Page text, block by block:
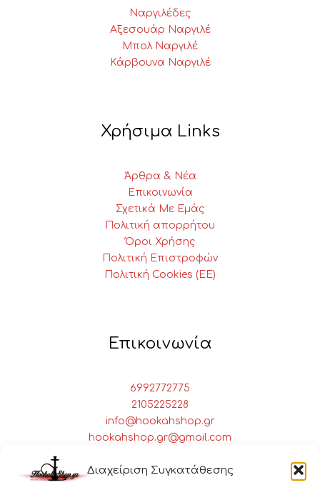
Διαχείριση Συγκατάθεσης
Ναργιλέδες
Αξεσουάρ Ναργιλέ
Μπολ Ναργιλέ
Κάρβουνα Ναργιλέ
Χρήσιμα Links
Άρθρα & Νέα
Επικοινωνία
Σχετικά Με Εμάς
Πολιτική απορρήτου
Όροι Χρήσης
Πολιτική Επιστροφών
Πολιτική Cookies (ΕΕ)
Επικοινωνία
6992772775
2105225228
info@hookahshop.gr
hookahshop.gr@gmail.com